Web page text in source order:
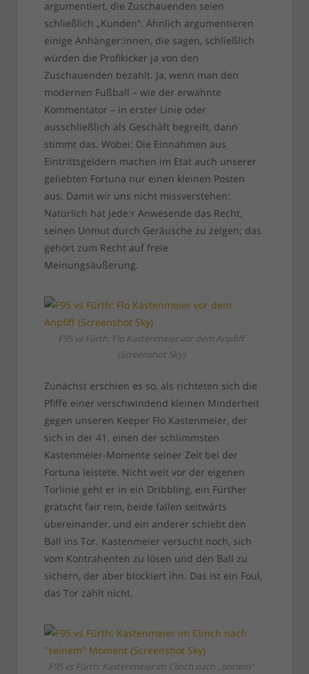
argumentiert, die Zuschauenden seien
schließlich „Kunden“. Ähnlich argumentieren
einige Anhänger:innen, die sagen, schließlich
würden die Profikicker ja von den
Zuschauenden bezahlt. Ja, wenn man den
modernen Fußball – wie der erwähnte
Kommentator – in erster Linie oder
ausschließlich als Geschäft begreift, dann
stimmt das. Wobei: Die Einnahmen aus
Eintrittsgeldern machen im Etat auch unserer
geliebten Fortuna nur einen kleinen Posten
aus. Damit wir uns nicht missverstehen:
Natürlich hat jede:r Anwesende das Recht,
seinen Unmut durch Geräusche zu zeigen; das
gehört zum Recht auf freie
Meinungsäußerung.
F95 vs Fürth: Flo Kastenmeier vor dem Anpfiff
(Screenshot Sky)
Zunächst erschien es so, als richteten sich die
Pfiffe einer verschwindend kleinen Minderheit
gegen unseren Keeper Flo Kastenmeier, der
sich in der 41. einen der schlimmsten
Kastenmeier-Momente seiner Zeit bei der
Fortuna leistete. Nicht weit vor der eigenen
Torlinie geht er in ein Dribbling, ein Fürther
grätscht fair rein, beide fallen seitwärts
übereinander, und ein anderer schiebt den
Ball ins Tor. Kastenmeier versucht noch, sich
vom Kontrahenten zu lösen und den Ball zu
sichern, der aber blockiert ihn. Das ist ein Foul,
das Tor zählt nicht.
F95 vs Fürth: Kastenmeier im Clinch nach „seinem“